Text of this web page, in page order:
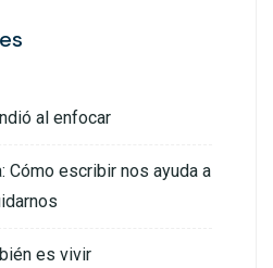
al enfocar
Cómo escribir nos ayuda a
es vivir